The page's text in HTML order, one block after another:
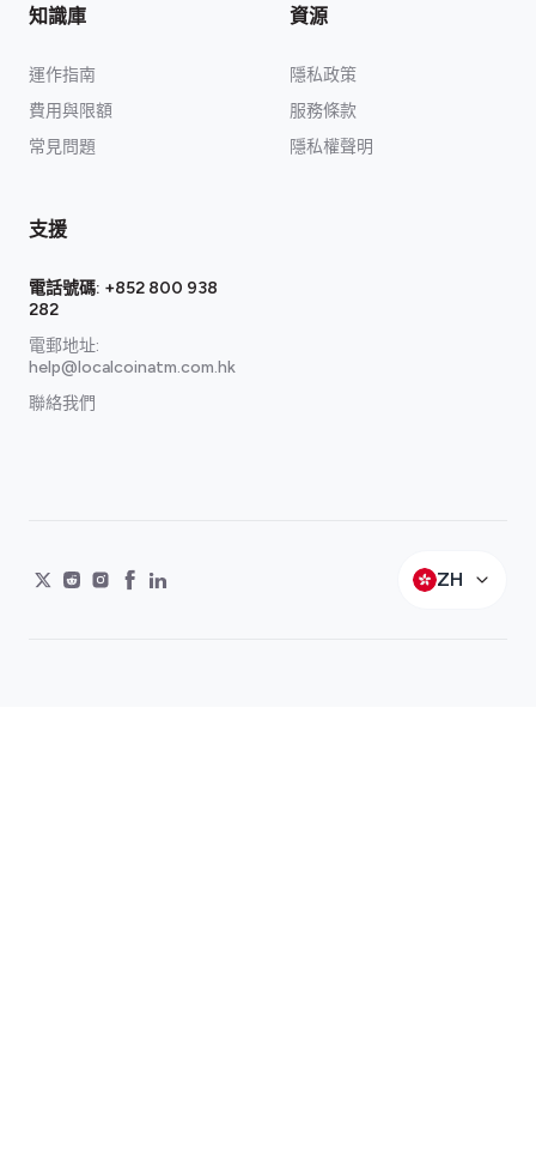
知識庫
運作指南
費用與限額
常見問題
資源
隱私政策
服務條款
隱私權聲明
支援
電話號碼: +852 800 938
282
電郵地址:
help@localcoinatm.com.hk
聯絡我們
ZH